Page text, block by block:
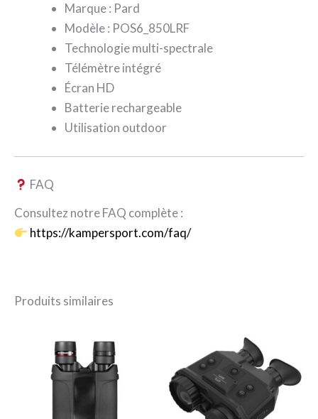
Marque : Pard
Modèle : POS6_850LRF
Technologie multi-spectrale
Télémètre intégré
Écran HD
Batterie rechargeable
Utilisation outdoor
FAQ
Consultez notre FAQ complète :
https://kampersport.com/faq/
Produits similaires
prix
initial
était :
1.199,00€.
prix
actuel
est :
845,99€.
initial
était :
1.999,00€.
est :
1.287,98€.